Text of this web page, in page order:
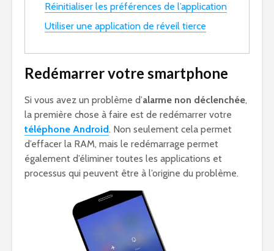
Réinitialiser les préférences de l’application
Utiliser une application de réveil tierce
Redémarrer votre smartphone
Si vous avez un problème d’alarme non déclenchée,
la première chose à faire est de redémarrer votre
téléphone Android. Non seulement cela permet
d’effacer la RAM, mais le redémarrage permet
également d’éliminer toutes les applications et
processus qui peuvent être à l’origine du problème.